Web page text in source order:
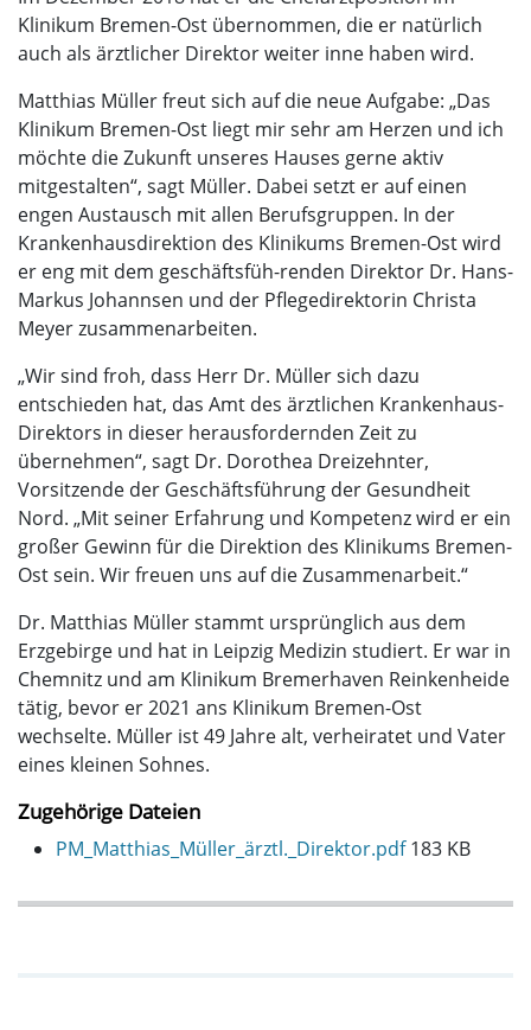
Klinikum Bremen-Ost übernommen, die er natürlich
auch als ärztlicher Direktor weiter inne haben wird.
Matthias Müller freut sich auf die neue Aufgabe: „Das
Klinikum Bremen-Ost liegt mir sehr am Herzen und ich
möchte die Zukunft unseres Hauses gerne aktiv
mitgestalten“, sagt Müller. Dabei setzt er auf einen
engen Austausch mit allen Berufsgruppen. In der
Krankenhausdirektion des Klinikums Bremen-Ost wird
er eng mit dem geschäftsfüh-renden Direktor Dr. Hans-
Markus Johannsen und der Pflegedirektorin Christa
Meyer zusammenarbeiten.
„Wir sind froh, dass Herr Dr. Müller sich dazu
entschieden hat, das Amt des ärztlichen Krankenhaus-
Direktors in dieser herausfordernden Zeit zu
übernehmen“, sagt Dr. Dorothea Dreizehnter,
Vorsitzende der Geschäftsführung der Gesundheit
Nord. „Mit seiner Erfahrung und Kompetenz wird er ein
großer Gewinn für die Direktion des Klinikums Bremen-
Ost sein. Wir freuen uns auf die Zusammenarbeit.“
Dr. Matthias Müller stammt ursprünglich aus dem
Erzgebirge und hat in Leipzig Medizin studiert. Er war in
Chemnitz und am Klinikum Bremerhaven Reinkenheide
tätig, bevor er 2021 ans Klinikum Bremen-Ost
wechselte. Müller ist 49 Jahre alt, verheiratet und Vater
eines kleinen Sohnes.
Zugehörige Dateien
PM_Matthias_Müller_ärztl._Direktor.pdf183 KB